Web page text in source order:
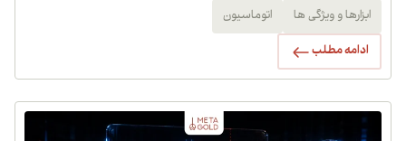
ابزارها و ویژگی ها اتوماسیون
ادامه مطلب